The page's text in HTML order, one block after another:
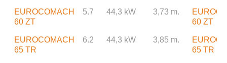
EUROCOMACH
60 ZT
5.7 44,3 kW 3,73 m.
60 ZT
EUROCOMACH
65 TR
6.2 44,3 kW 3,85 m.
65 TR